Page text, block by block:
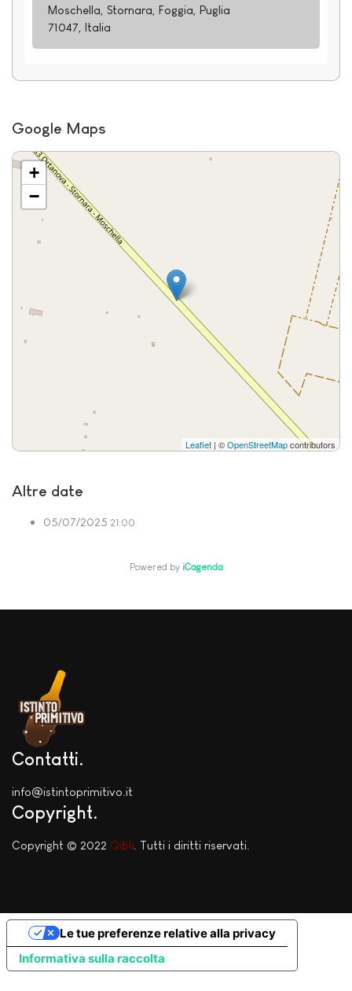
Moschella, Stornara, Foggia, Puglia
71047, Italia
Google Maps
+
−
Leaflet | ©OpenStreetMapcontributors
Altre date
05/07/2025 21:00
Powered by iCagenda
Contatti
info@istintoprimitivo.it
Copyright
Copyright © 2022 Qibli . Tutti i diritti riservati.
Informativa sulla raccolta
Le tue preferenze relative alla privacy